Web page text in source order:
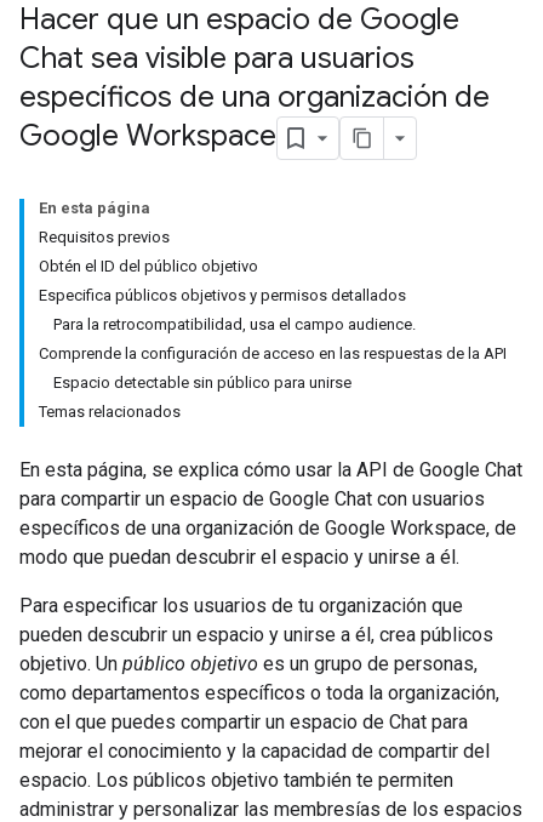
Hacer que un espacio de Google
Chat sea visible para usuarios
específicos de una organización de
Google Workspace
En esta página
Requisitos previos
Obtén el ID del público objetivo
Especifica públicos objetivos y permisos detallados
Para la retrocompatibilidad, usa el campo audience.
Comprende la configuración de acceso en las respuestas de la API
Espacio detectable sin público para unirse
Temas relacionados
En esta página, se explica cómo usar la API de Google Chat
para compartir un espacio de Google Chat con usuarios
específicos de una organización de Google Workspace, de
modo que puedan descubrir el espacio y unirse a él.
Para especificar los usuarios de tu organización que
pueden descubrir un espacio y unirse a él, crea públicos
objetivo. Un público objetivo es un grupo de personas,
como departamentos específicos o toda la organización,
con el que puedes compartir un espacio de Chat para
mejorar el conocimiento y la capacidad de compartir del
espacio. Los públicos objetivo también te permiten
administrar y personalizar las membresías de los espacios